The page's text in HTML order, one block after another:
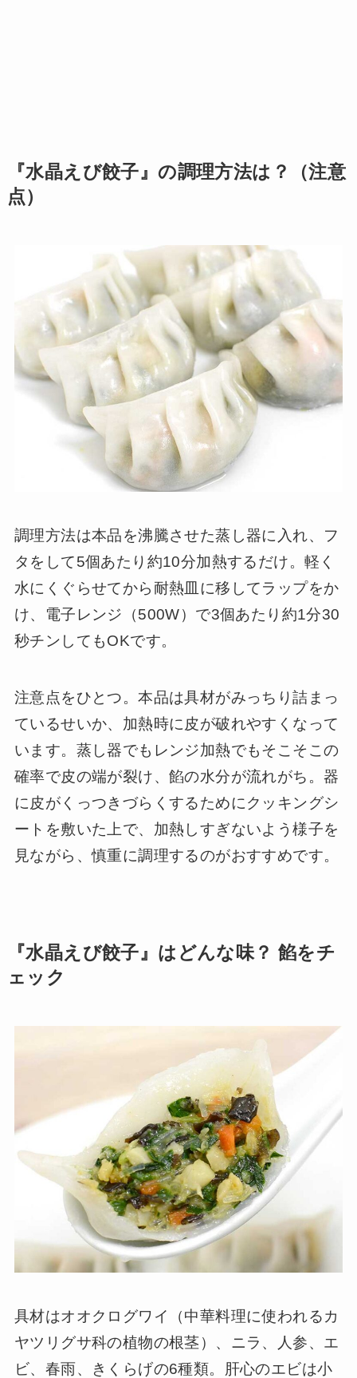
『水晶えび餃子』の調理方法は？（注意
点）
調理方法は本品を沸騰させた蒸し器に入れ、フ
タをして5個あたり約10分加熱するだけ。軽く
水にくぐらせてから耐熱皿に移してラップをか
け、電子レンジ（500W）で3個あたり約1分30
秒チンしてもOKです。
注意点をひとつ。本品は具材がみっちり詰まっ
ているせいか、加熱時に皮が破れやすくなって
います。蒸し器でもレンジ加熱でもそこそこの
確率で皮の端が裂け、餡の水分が流れがち。器
に皮がくっつきづらくするためにクッキングシ
ートを敷いた上で、加熱しすぎないよう様子を
見ながら、慎重に調理するのがおすすめです。
『水晶えび餃子』はどんな味？ 餡をチ
ェック
具材はオオクログワイ（中華料理に使われるカ
ヤツリグサ科の植物の根茎）、ニラ、人参、エ
ビ、春雨、きくらげの6種類。肝心のエビは小